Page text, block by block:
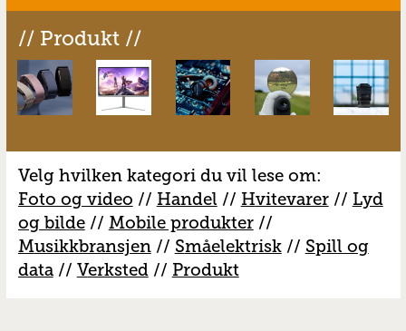
// Produkt //
Velg hvilken kategori du vil lese om:
Foto og video // Handel // Hvitevarer// Lyd
og bilde// Mobile produkter//
Musikkbransjen// Småelektrisk// Spill og
data// Verksted// Produkt